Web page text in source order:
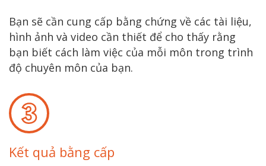
Bạn sẽ cần cung cấp bằng chứng về các tài liệu,
hình ảnh và video cần thiết để cho thấy rằng
bạn biết cách làm việc của mỗi môn trong trình
độ chuyên môn của bạn.
Kết quả bằng cấp